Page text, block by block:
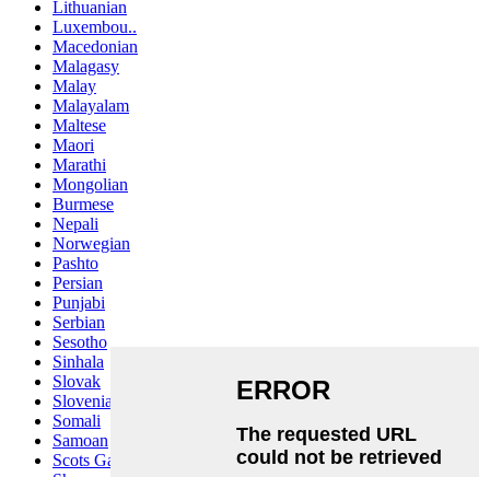
Lithuanian
Luxembou..
Macedonian
Malagasy
Malay
Malayalam
Maltese
Maori
Marathi
Mongolian
Burmese
Nepali
Norwegian
Pashto
Persian
Punjabi
Serbian
Sesotho
Sinhala
Slovak
Slovenian
Somali
Samoan
Scots Gaelic